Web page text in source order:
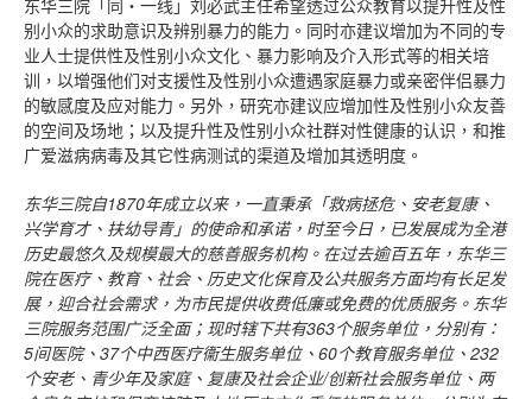
东华三院「同‧一线」刘必武主任希望透过公众教育以提升性及性
别小众的求助意识及辨别暴力的能力。同时亦建议增加为不同的专
业人士提供性及性别小众文化、暴力影响及介入形式等的相关培
训，以增强他们对支援性及性别小众遭遇家庭暴力或亲密伴侣暴力
的敏感度及应对能力。另外，研究亦建议应增加性及性别小众友善
的空间及场地；以及提升性及性别小众社群对性健康的认识，和推
广爱滋病病毒及其它性病测试的渠道及增加其透明度。
东华三院自1870年成立以来，一直秉承「救病拯危、安老复康、
兴学育才、扶幼导青」的使命和承诺，时至今日，已发展成为全港
历史最悠久及规模最大的慈善服务机构。在过去逾百五年，东华三
院在医疗、教育、社会、历史文化保育及公共服务方面均有长足发
展，迎合社会需求，为市民提供收费低廉或免费的优质服务。东华
三院服务范围广泛全面；现时辖下共有363个服务单位，分别有：
5间医院、37个中西医疗衞生服务单位、60个教育服务单位、232
个安老、青少年及家庭、复康及社会企业/创新社会服务单位、两